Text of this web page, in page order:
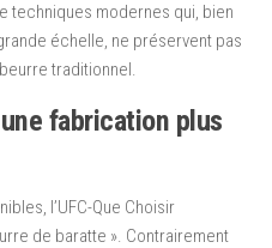
techniques modernes qui, bien
échelle, ne préservent pas
traditionnel.
fabrication plus
l’UFC-Que Choisir
de baratte ». Contrairement